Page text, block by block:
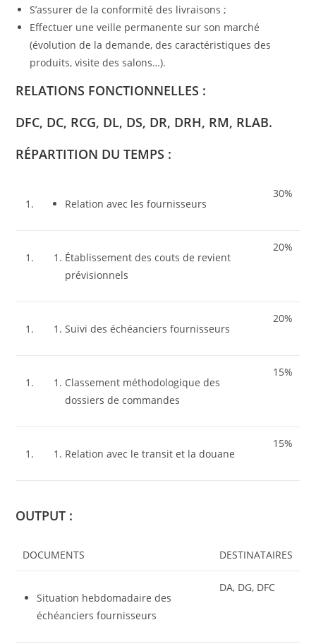
S’assurer de la conformité des livraisons ;
Effectuer une veille permanente sur son marché
(évolution de la demande, des caractéristiques des
produits, visite des salons…).
RELATIONS FONCTIONNELLES :
DFC, DC, RCG, DL, DS, DR, DRH, RM, RLAB.
RÉPARTITION DU TEMPS :
Relation avec les fournisseurs
30%
Établissement des couts de revient
prévisionnels
20%
Suivi des échéanciers fournisseurs
20%
Classement méthodologique des
dossiers de commandes
15%
Relation avec le transit et la douane
15%
OUTPUT :
DOCUMENTS DESTINATAIRES
Situation hebdomadaire des
échéanciers fournisseurs
DA, DG, DFC